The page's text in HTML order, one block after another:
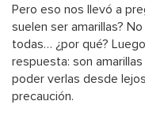
Pero eso nos llevó a
suelen ser amarillas?
todas… ¿por qué?
respuesta: son
poder verlas desde
precaución.